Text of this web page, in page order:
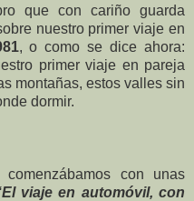
que con cariño guarda
nuestro primer viaje en
, o como se dice ahora:
primer viaje en pareja
montañas, estos valles sin
dormir.
con unas
viaje en automóvil, con